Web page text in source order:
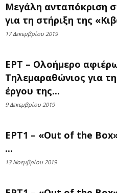
Μεγάλη ανταπόκριση
για τη στήριξη της
17 Δεκεμβρίου 2019
ΕΡΤ – Ολοήμερο
Τηλεμαραθώνιος για
έργου της...
9 Δεκεμβρίου 2019
ΕΡΤ1 – «Out of the
...
13 Νοεμβρίου 2019